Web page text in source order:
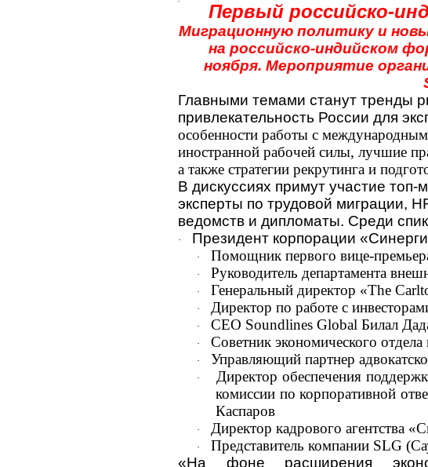
Первый российско-
Миграционную политику и
на российско-индийском
ноября. Мероприятие
Главными темами станут тренды
привлекательность России для
особенности работы с
иностранной рабочей силы, лучшие
а также стратегии рекрутинга и
В дискуссиях примут участие
эксперты по трудовой миграции,
ведомств и дипломаты. Среди
· Президент корпорации
· Помощник первого вице-
· Руководитель департамента
· Генеральный директор «The
· Директор по работе с
· CEO Soundlines Global Билал
· Советник экономического
· Управляющий партнер
·
Директор обеспечения
комиссии по корпоративной
Каспаров
· Директор кадрового агентства
·
Представитель компании SLG
«На фоне расширения